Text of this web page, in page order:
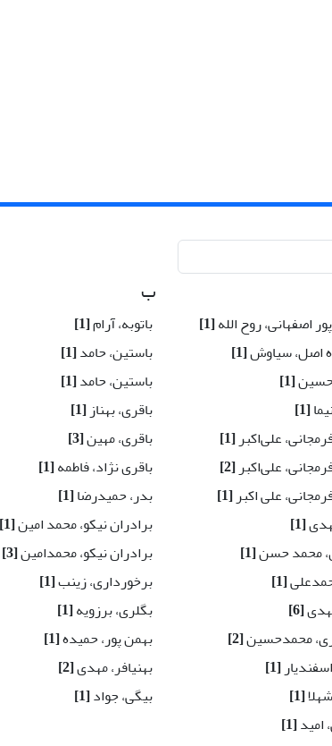
اصفهانی، روح الله[1]
اصل، سیاوش[1]
[1]
[1]
علی‌اکبر[1]
علی‌اکبر[2]
علی اکبر[1]
[1]
محمد حسن[1]
[1]
[6]
محمدحسین[2]
[1]
[1]
امید[1]
ب
باتوبه، آرام[1]
باستین، حامد[1]
باستین، حامد[1]
باقری، بهناز[1]
باقری، مهین[3]
باقری نژاد، فاطمه[1]
بدر، حمیدرضا[1]
برادران نیکو، محمد امین[1]
برادران نیکو، محمدامین[3]
برخورداری، زینب[1]
بگلری، برزویه[1]
بهمن پور، حمیده[1]
بهنیافر، مهدی[2]
بیگی، جواد[1]